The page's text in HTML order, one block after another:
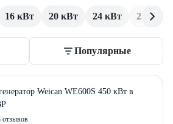
16 кВт 20 кВт 24 кВт 25 кВт
Популярные
Weican WE600S 450 кВт в
отзывов